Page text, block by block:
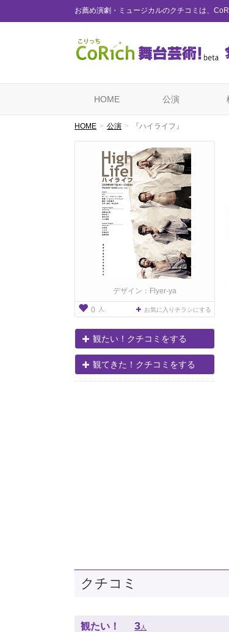
お薦め演劇・ミュージカルのクチコミは、
HOME 公演
HOME 公演 『ハイライフ』
デザイン：Flyer-ya
0 人 お気に入りチラシにする
観たい！クチコミをする
観てきた！クチコミをする
クチコミ
観たい！ 3 人